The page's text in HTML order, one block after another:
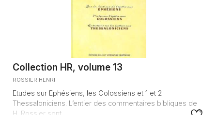
Collection HR, volume 13
ROSSIER HENRI
Etudes sur Ephésiens, les Colossiens et 1 et 2
Thessaloniciens. L’entier des commentaires bibliques de